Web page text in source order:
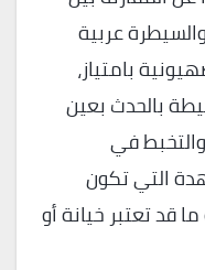
عربية
بامتياز،
بالحدث بعين
في
التي تكون
قد تعتبر خيانة أو